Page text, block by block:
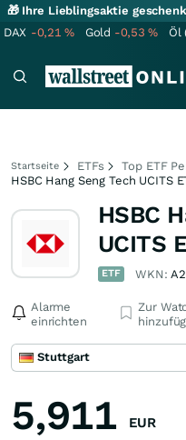
🎁 Ihre Lieblingsaktie
DAX -0,21% Gold -0,53% Öl
Startseite ETFs
Top ETF
HSBC Hang Seng Tech UCITS
HSBC
UCITS
ETF WKN:
Alarme
einrichten
Zur
Stuttgart
5,911 EUR